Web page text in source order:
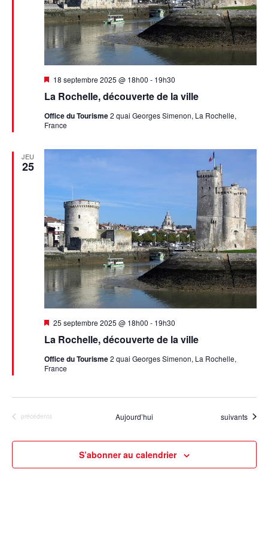
La Rochelle, découverte de la ville
Mis
avant
18 septembre 2025 @ 18h00 - 19h30
Office du Tourisme2 quai Georges Simenon, La Rochelle,
France
JEU
25
La Rochelle, découverte de la ville
Mis
avant
25 septembre 2025 @ 18h00 - 19h30
Office du Tourisme2 quai Georges Simenon, La Rochelle,
France
Évènements
précédents Aujourd’hui Évènements
suivants
S’abonner au calendrier